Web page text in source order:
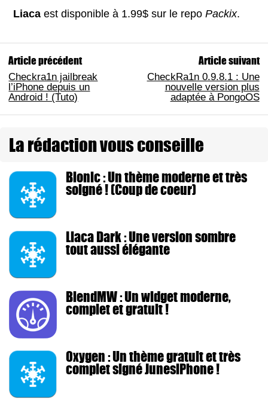
Liaca est disponible à 1.99$ sur le repoPackix.
Article précédent
Checkra1n jailbreak
l’iPhone depuis un
Android ! (Tuto)
Article suivant
CheckRa1n 0.9.8.1 : Une
nouvelle version plus
adaptée à PongoOS
La rédaction vous conseille
Bionic : Un thème moderne et très
soigné ! (Coup de coeur)
Liaca Dark : Une version sombre
tout aussi élégante
BlendMW : Un widget moderne,
complet et gratuit !
0xygen : Un thème gratuit et très
complet signé JunesiPhone !